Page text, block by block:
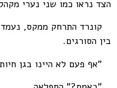
הצד נראו כמו שני נערי
קונרד התרחק ממקס, נעמד
בין הסורגים.
"אף פעם לא היינו בגן